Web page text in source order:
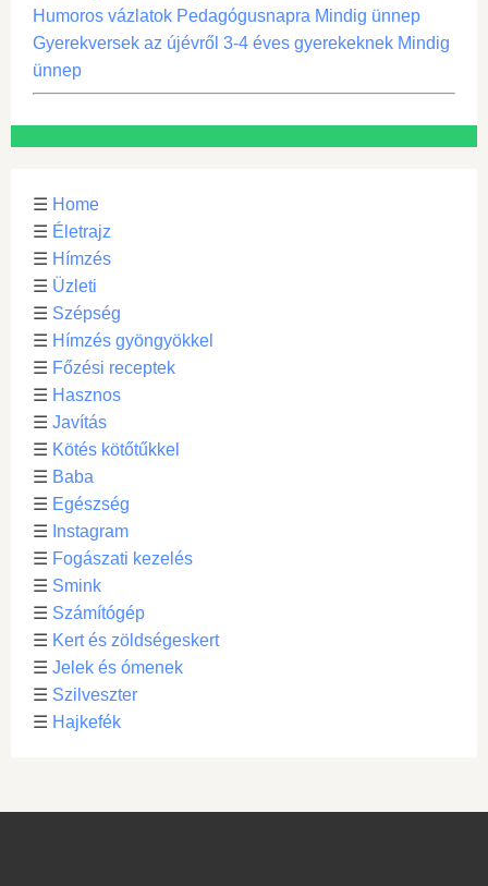
Humoros vázlatok Pedagógusnapra Mindig ünnep
Gyerekversek az újévről 3-4 éves gyerekeknek Mindig
ünnep
☰ Home
☰ Életrajz
☰ Hímzés
☰ Üzleti
☰ Szépség
☰ Hímzés gyöngyökkel
☰ Főzési receptek
☰ Hasznos
☰ Javítás
☰ Kötés kötőtűkkel
☰ Baba
☰ Egészség
☰ Instagram
☰ Fogászati kezelés
☰ Smink
☰ Számítógép
☰ Kert és zöldségeskert
☰ Jelek és ómenek
☰ Szilveszter
☰ Hajkefék